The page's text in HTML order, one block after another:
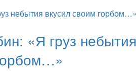
«Я груз небытия